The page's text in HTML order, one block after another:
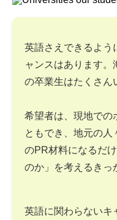
英語さえできるよう
ャンスはあります。
の卒業生はたくさん
希望者は、現地での
ともでき、地元の
のPR材料になるだ
のか」を考えるきっ
英語に関わらないキ